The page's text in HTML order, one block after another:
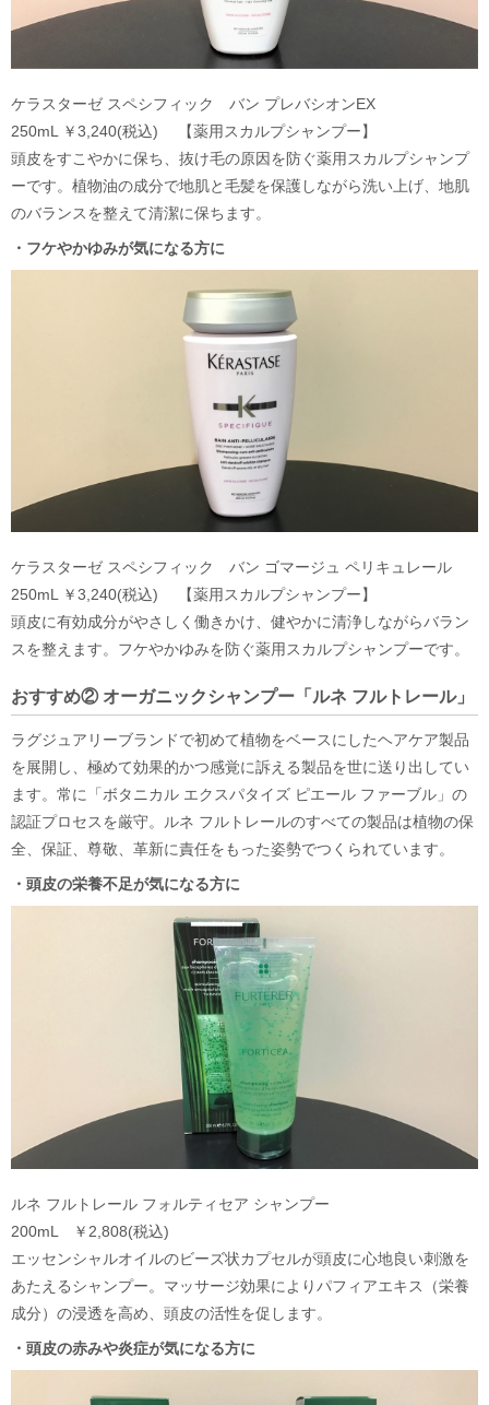
ケラスターゼ スペシフィック バン プレバシオンEX
250mL ￥3,240(税込) 【薬用スカルプシャンプー】
頭皮をすこやかに保ち、抜け毛の原因を防ぐ薬用スカルプシャンプ
ーです。植物油の成分で地肌と毛髪を保護しながら洗い上げ、地肌
のバランスを整えて清潔に保ちます。
・フケやかゆみが気になる方に
ケラスターゼ スペシフィック バン ゴマージュ ペリキュレール
250mL ￥3,240(税込) 【薬用スカルプシャンプー】
頭皮に有効成分がやさしく働きかけ、健やかに清浄しながらバラン
スを整えます。フケやかゆみを防ぐ薬用スカルプシャンプーです。
おすすめ② オーガニックシャンプー「ルネ フルトレール」
ラグジュアリーブランドで初めて植物をベースにしたヘアケア製品
を展開し、極めて効果的かつ感覚に訴える製品を世に送り出してい
ます。常に「ボタニカル エクスパタイズ ピエール ファーブル」の
認証プロセスを厳守。ルネ フルトレールのすべての製品は植物の保
全、保証、尊敬、革新に責任をもった姿勢でつくられています。
・頭皮の栄養不足が気になる方に
ルネ フルトレール フォルティセア シャンプー
200mL ￥2,808(税込)
エッセンシャルオイルのビーズ状カプセルが頭皮に心地良い刺激を
あたえるシャンプー。マッサージ効果によりパフィアエキス（栄養
成分）の浸透を高め、頭皮の活性を促します。
・頭皮の赤みや炎症が気になる方に